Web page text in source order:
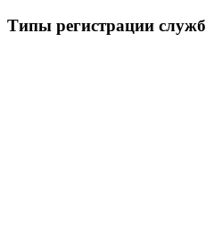
Типы регистрации служб